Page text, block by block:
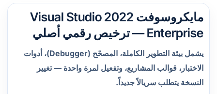
مايكروسوفت Visual Studio 2022
Enterprise — ترخيص رقمي أصلي
يشمل بيئة التطوير الكاملة، المصحّح (Debugger)، أدوات
الاختبار، قوالب المشاريع، وتفعيل لمرة واحدة — تغيير
النسخة يتطلب سريالاً جديداً.